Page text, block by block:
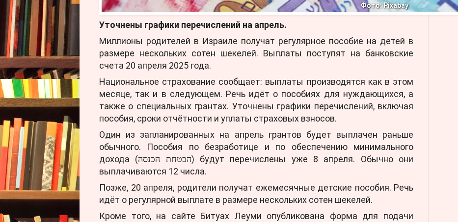
Фото: Pixabay
Уточнены графики перечислений на апрель.
Миллионы родителей в Израиле получат регулярное пособие на детей в
размере нескольких сотен шекелей. Выплаты поступят на банковские
счета 20 апреля 2025 года.
Национальное страхование сообщает: выплаты производятся как в этом
месяце, так и в следующем. Речь идёт о пособиях для нуждающихся, а
также о специальных грантах. Уточнены графики перечислений, включая
пособия, сроки отчётности и уплаты страховых взносов.
Один из запланированных на апрель грантов будет выплачен раньше
обычного. Пособия по безработице и по обеспечению минимального
дохода (הבטחת הכנסה) будут перечислены уже 8 апреля. Обычно они
выплачиваются 12 числа.
Позже, 20 апреля, родители получат ежемесячные детские пособия. Речь
идёт о регулярной выплате в размере нескольких сотен шекелей.
Кроме того, на сайте Битуах Леуми опубликована форма для подачи